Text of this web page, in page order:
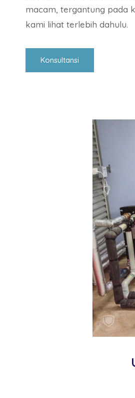
macam, tergantung pada
kami lihat terlebih dahulu.
Konsultansi